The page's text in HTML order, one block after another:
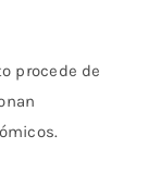
procede de